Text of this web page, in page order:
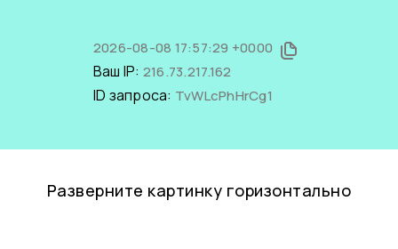
2026-08-08 17:57:29 +0000
Ваш IP: 216.73.217.162
ID запроса: TvWLcPhHrCg1
Разверните картинку горизонтально